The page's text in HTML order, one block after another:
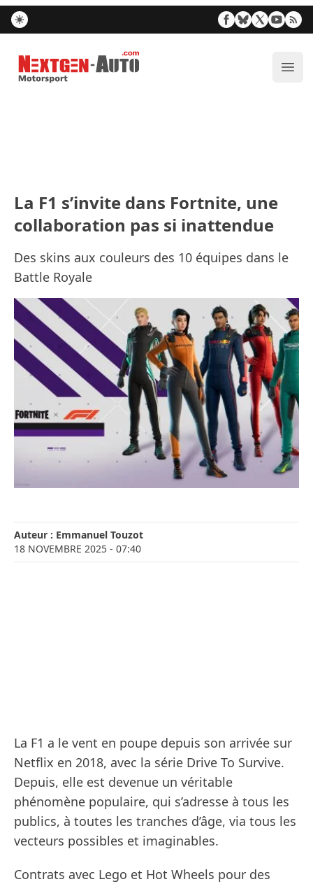
Nextgen-Auto.com
La F1 s’invite dans Fortnite, une
collaboration pas si inattendue
Des skins aux couleurs des 10 équipes dans le
Battle Royale
Auteur : Emmanuel Touzot
18 NOVEMBRE 2025 - 07:40
La F1 a le vent en poupe depuis son arrivée sur
Netflix en 2018, avec la série Drive To Survive.
Depuis, elle est devenue un véritable
phénomène populaire, qui s’adresse à tous les
publics, à toutes les tranches d’âge, via tous les
vecteurs possibles et imaginables.
Contrats avec Lego et Hot Wheels pour des